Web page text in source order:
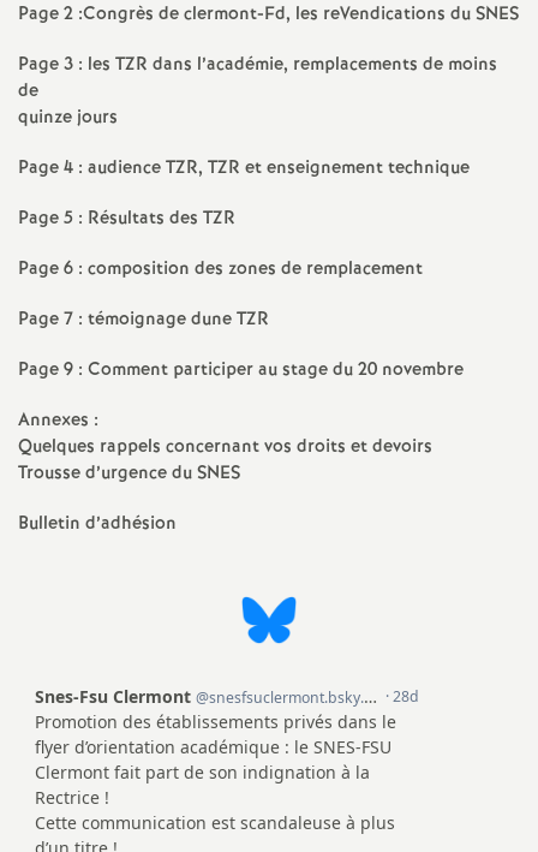
i
n
l
d
s
e
i
g
Page 2 :Congrès de clermont-Fd, les reVendications du SNES
Page 3 : les TZR dans l’académie, remplacements de moins
de
quinze jours
Page 4 : audience TZR, TZR et enseignement technique
Page 5 : Résultats des TZR
Page 6 : composition des zones de remplacement
Page 7 : témoignage dune TZR
Page 9 : Comment participer au stage du 20 novembre
Annexes :
Quelques rappels concernant vos droits et devoirs
Trousse d’urgence du SNES
Bulletin d’adhésion